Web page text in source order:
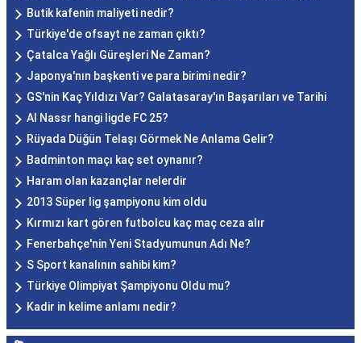
Butik kafenin maliyeti nedir?
Türkiye'de ofsayt ne zaman çıktı?
Çatalca Yağlı Güreşleri Ne Zaman?
Japonya'nın başkenti ve para birimi nedir?
GS'nin Kaç Yıldızı Var? Galatasaray'ın Başarıları ve Tarihi
Al Nassr hangi ligde FC 25?
Rüyada Düğün Telaşı Görmek Ne Anlama Gelir?
Badminton maçı kaç set oynanır?
Haram olan kazançlar nelerdir
2013 Süper lig şampiyonu kim oldu
Kırmızı kart gören futbolcu kaç maç ceza alır
Fenerbahçe'nin Yeni Stadyumunun Adı Ne?
S Sport kanalının sahibi kim?
Türkiye Olimpiyat Şampiyonu Oldu mu?
Kadir in kelime anlamı nedir?